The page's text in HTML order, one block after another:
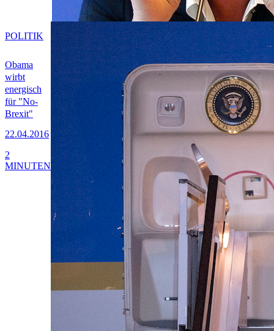
Obama
wirbt
energisch
für "No-
Brexit"
22.04.2016
POLITIK
2
MINUTEN